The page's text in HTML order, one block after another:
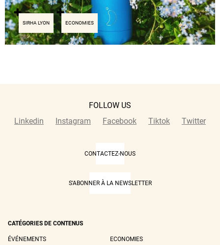
SIRHA LYON ECONOMIES
FOLLOW US
Linkedin
Instagram Facebook Tiktok Twitter
CONTACTEZ-NOUS
S'ABONNER À LA NEWSLETTER
CATÉGORIES DE CONTENUS
ÉVÉNEMENTS ECONOMIES